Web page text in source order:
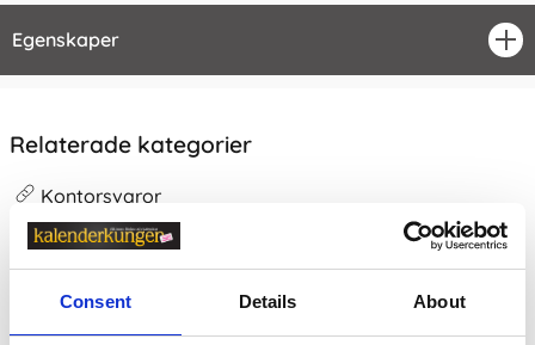
Consent Details About
Egenskaper
Relaterade kategorier
Kontorsvaror
Kontorsvaror /